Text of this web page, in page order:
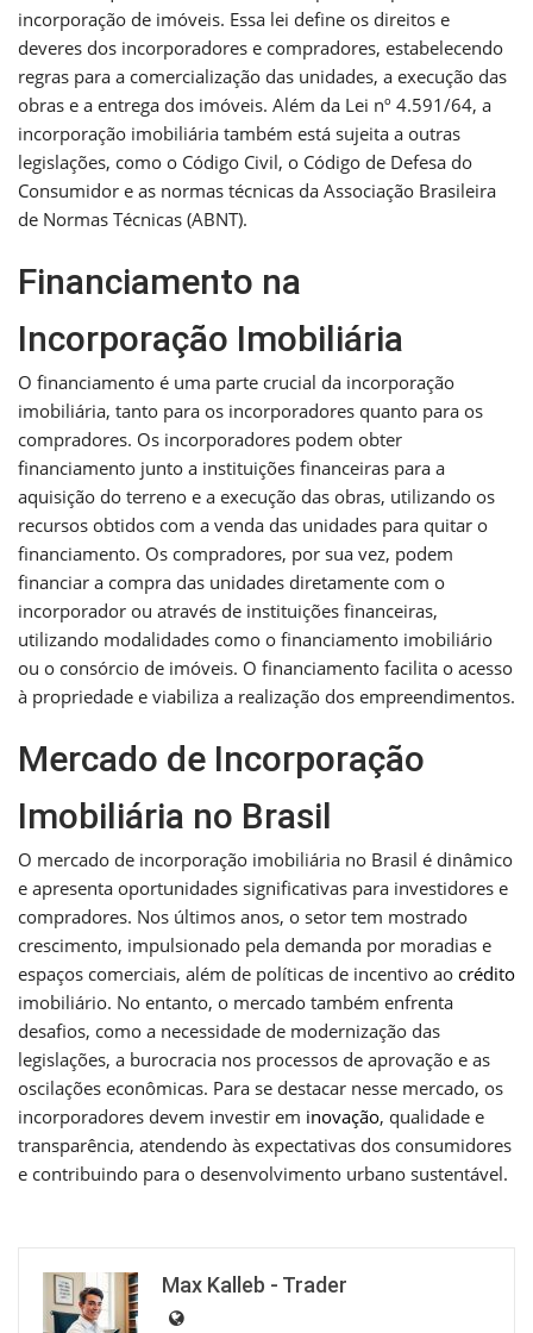
incorporação de imóveis. Essa lei define os direitos e
deveres dos incorporadores e compradores, estabelecendo
regras para a comercialização das unidades, a execução das
obras e a entrega dos imóveis. Além da Lei nº 4.591/64, a
incorporação imobiliária também está sujeita a outras
legislações, como o Código Civil, o Código de Defesa do
Consumidor e as normas técnicas da Associação Brasileira
de Normas Técnicas (ABNT).
Financiamento na
Incorporação Imobiliária
O financiamento é uma parte crucial da incorporação
imobiliária, tanto para os incorporadores quanto para os
compradores. Os incorporadores podem obter
financiamento junto a instituições financeiras para a
aquisição do terreno e a execução das obras, utilizando os
recursos obtidos com a venda das unidades para quitar o
financiamento. Os compradores, por sua vez, podem
financiar a compra das unidades diretamente com o
incorporador ou através de instituições financeiras,
utilizando modalidades como o financiamento imobiliário
ou o consórcio de imóveis. O financiamento facilita o acesso
à propriedade e viabiliza a realização dos empreendimentos.
Mercado de Incorporação
Imobiliária no Brasil
O mercado de incorporação imobiliária no Brasil é dinâmico
e apresenta oportunidades significativas para investidores e
compradores. Nos últimos anos, o setor tem mostrado
crescimento, impulsionado pela demanda por moradias e
espaços comerciais, além de políticas de incentivo ao crédito
imobiliário. No entanto, o mercado também enfrenta
desafios, como a necessidade de modernização das
legislações, a burocracia nos processos de aprovação e as
oscilações econômicas. Para se destacar nesse mercado, os
incorporadores devem investir em inovação, qualidade e
transparência, atendendo às expectativas dos consumidores
e contribuindo para o desenvolvimento urbano sustentável.
Max Kalleb - Trader